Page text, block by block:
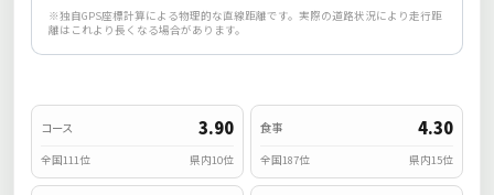
※独自GPS座標計算による物理的な直線距離です。実際の道路状況により走行距
離はこれより長くなる場合があります。
コース 3.90
全国111位 県内10位
食事 4.30
全国187位 県内15位